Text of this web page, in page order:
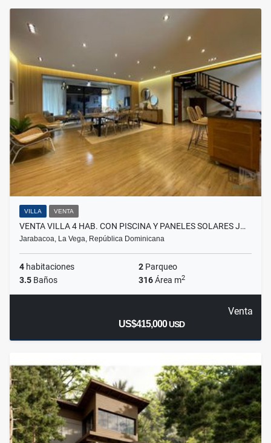
VILLA VENTA
VENTA VILLA 4 HAB. CON PISCINA Y PANELES SOLARES J…
Jarabacoa, La Vega, República Dominicana
4 habitaciones 2 Parqueo
3.5 Baños 316Área m2
Venta
US$415,000USD